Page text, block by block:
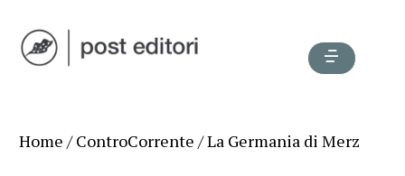
Home /ControCorrente / La Germania di Merz